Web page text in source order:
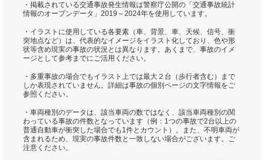
・掲載されている交通事故発生情報は警察庁公開の「交通事故統計
情報のオープンデータ」2019～2024年を使用しています。
・イラストに使用している各要素（車、背景、車、天候、信号、衝
突地点など）は、代表的なイメージをイラスト化しており、色や形
状等含め現実の事故の状況とは異なります。あくまで、事故のイメ
ージとして参考までにご活用ください。
・多重事故の場合でもイラスト上では最大２台（歩行者含む）まで
しか表現されていません。詳細は事故の個別ページの文字情報をご
参照ください。
・車両種別のデータは、該当車両の数ではなく、該当車両種別の関
わっている事故の件数となっています（例：1つの事故で2台以上の
普通自動車が衝突した場合でも1件とカウント）。また、不明車両が
含まれるため、現実の事故件数と一致しない場合がございます。ご
注意ください。